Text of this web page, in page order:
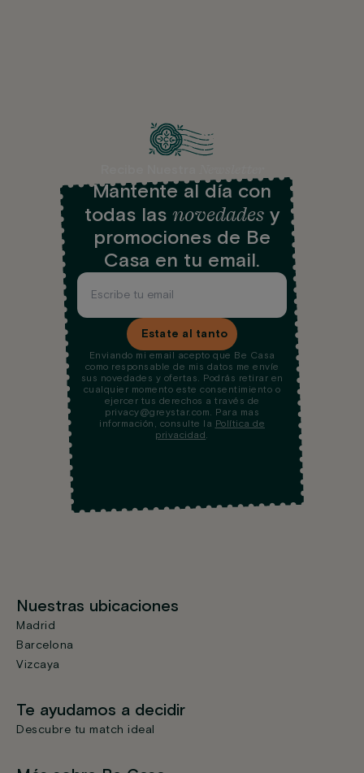
Mantente al día con
todas las novedades y
promociones de Be
Casa en tu email.
Estate al tanto
Enviando mi email acepto que Be Casa
como responsable de mis datos me envíe
sus novedades y ofertas. Podrás retirar en
cualquier momento este consentimiento o
ejercer tus derechos a través de
privacy@greystar.com. Para mas
información, consulte la Política de
privacidad.
Nuestras ubicaciones
Madrid
Barcelona
Vizcaya
Te ayudamos a decidir
Descubre tu match ideal